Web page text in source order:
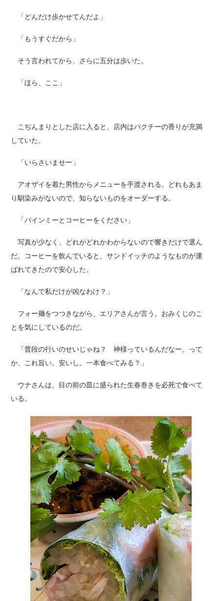
「どんだけ歩かせてんだよ」
「もうすぐだから」
そう言われてから、さらに五分は歩いた。
「ほら、ここ」
こぢんまりとした店に入ると、店内はパクチーの香りが充満
していた。
「いらさいませー」
アオザイを着た男性からメニューを手渡される。どれもあま
り馴染みがないので、知らないものをオーダーする。
「バインミーとコーヒーをください」
写真が少なく、どれがどれかわからないので響きだけで選ん
だ。コーヒーを飲んでいると、サンドイッチのようなものが運
ばれてきたので安心した。
「なんで私だけが凶なわけ？」
フォー麺をつつきながら、エリアさんが言う。おみくじのこ
とを気にしているのだ。
「普段の行いのせいじゃね？ 神様っているんだなー。って
か、これ旨い。安いし。一本食べてみる？」
ウナさんは、目の前の皿に盛られた生春巻きを必死で食べて
いる。